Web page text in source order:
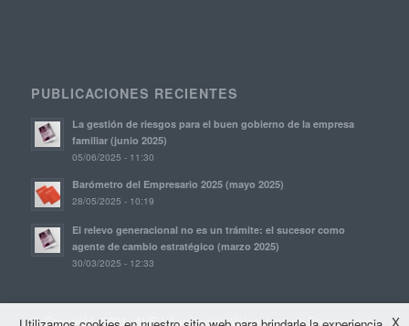
PUBLICACIONES RECIENTES
La gestión de riesgos para el buen gobierno de la empresa
familiar (junio 2025)
05/06/2025 - 11:30
Barómetro del Empresario 2025 (mayo 2025)
28/05/2025 - 10:19
El relevo generacional no es un trámite: el sucesor como
agente de cambio estratégico (marzo 2025)
30/03/2025 - 12:33
© Copyright, 2021. AVE | Asociación Valenciana de Empresarios X